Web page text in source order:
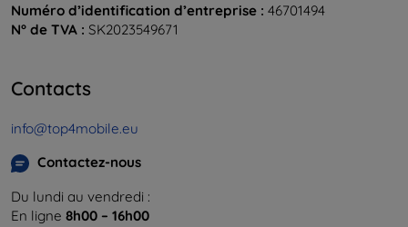
Numéro d’identification d’entreprise : 46701494
N° de TVA : SK2023549671
Contacts
info@top4mobile.eu
Contactez-nous
Du lundi au vendredi :
En ligne 8h00 – 16h00